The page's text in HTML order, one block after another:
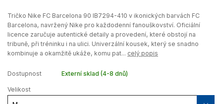
Tričko Nike FC Barcelona 90 IB7294-410 v ikonických barvách FC
Barcelona, navržený Nike pro každodenní fanouškovství. Oficiální
licence zaručuje autentické detaily a provedení, které obstojí na
tribuně, při tréninku i na ulici. Univerzální kousek, který se snadno
kombinuje a okamžitě ukáže, komu pat... celý popis
Dostupnost Externí sklad (4-8 dnů)
Velikost